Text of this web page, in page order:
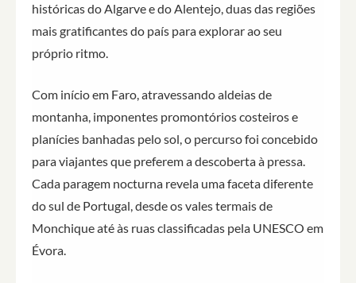
históricas do Algarve e do Alentejo, duas das regiões
mais gratificantes do país para explorar ao seu
próprio ritmo.
Com início em Faro, atravessando aldeias de
montanha, imponentes promontórios costeiros e
planícies banhadas pelo sol, o percurso foi concebido
para viajantes que preferem a descoberta à pressa.
Cada paragem nocturna revela uma faceta diferente
do sul de Portugal, desde os vales termais de
Monchique até às ruas classificadas pela UNESCO em
Évora.